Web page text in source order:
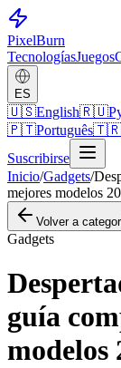
PixelBurn
TecnologíasJuegos
ES
🇺🇸English🇷🇺
🇵🇹Português🇹🇷
Suscribirse
Inicio/Gadgets/
mejores modelos
Volver a
Gadgets
guía
modelos